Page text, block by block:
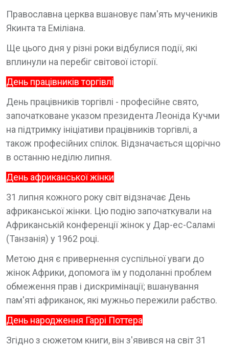
Православна церква вшановує пам'ять мучеників
Якинта та Еміліана.
Ще цього дня у різні роки відбулися події, які
вплинули на перебіг світової історії.
День працівників торгівлі
День працівників торгівлі - професійне свято,
започатковане указом президента Леоніда Кучми
на підтримку ініціативи працівників торгівлі, а
також професійних спілок. Відзначається щорічно
в останню неділю липня.
День африканської жінки
31 липня кожного року світ відзначає День
африканської жінки. Цю подію започаткували на
Африканській конференції жінок у Дар-ес-Саламі
(Танзанія) у 1962 році.
Метою дня є привернення суспільної уваги до
жінок Африки, допомога їм у подоланні проблем
обмеження прав і дискримінації; вшанування
пам'яті африканок, які мужньо пережили рабство.
День народження Гаррі Поттера
Згідно з сюжетом книги, він з'явився на світ 31